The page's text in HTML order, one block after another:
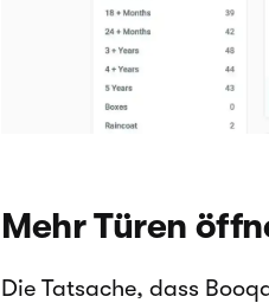
Mehr Türen
Die Tatsache, dass